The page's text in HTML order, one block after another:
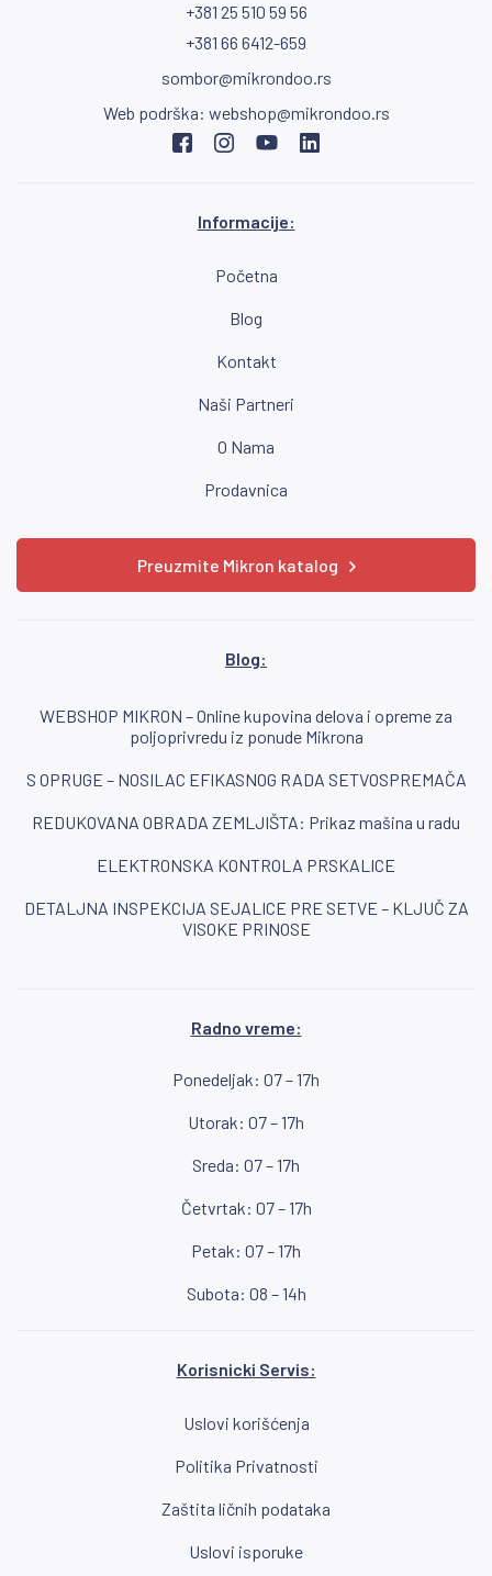
+381 25 510 59 56
+381 66 6412-659
sombor@mikrondoo.rs
Web podrška: webshop@mikrondoo.rs
Informacije:
Početna
Blog
Kontakt
Naši Partneri
O Nama
Prodavnica
Preuzmite Mikron katalog
Blog:
WEBSHOP MIKRON – Online kupovina delova i opreme za
poljoprivredu iz ponude Mikrona
S OPRUGE – NOSILAC EFIKASNOG RADA SETVOSPREMAČA
REDUKOVANA OBRADA ZEMLJIŠTA: Prikaz mašina u radu
ELEKTRONSKA KONTROLA PRSKALICE
DETALJNA INSPEKCIJA SEJALICE PRE SETVE – KLJUČ ZA
VISOKE PRINOSE
Radno vreme:
Ponedeljak: 07 – 17h
Utorak: 07 – 17h
Sreda: 07 – 17h
Četvrtak: 07 – 17h
Petak: 07 – 17h
Subota: 08 – 14h
Korisnicki Servis:
Uslovi korišćenja
Politika Privatnosti
Zaštita ličnih podataka
Uslovi isporuke